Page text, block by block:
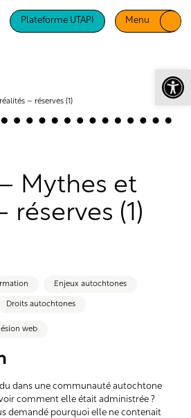
Plateforme UTAPI Menu
– réserves (1)
Mythes et
réserves (1)
Enjeux autochtones
Droits autochtones
web
dans une communauté autochtone
comment elle était administrée ?
demandé pourquoi elle ne contenait